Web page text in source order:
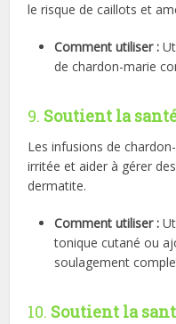
le risque de caillots et
Comment utiliser :
de chardon-marie
9. Soutient la
Les infusions de
irritée et aider à gérer
dermatite.
Comment utiliser :
tonique cutané ou
soulagement
10. Soutient la